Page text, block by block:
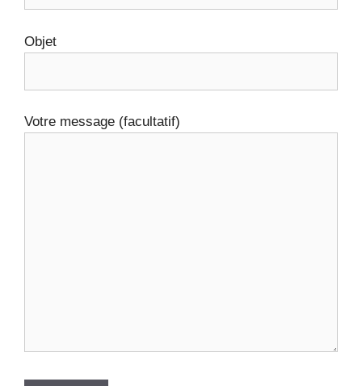
Objet
Votre message (facultatif)